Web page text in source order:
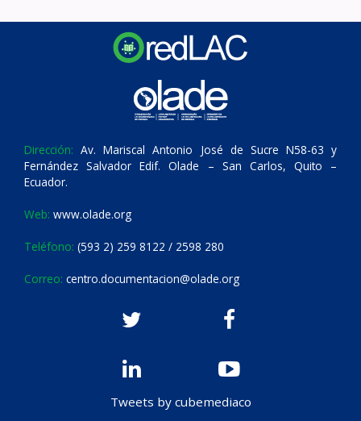
Dirección: Av. Mariscal Antonio José de Sucre N58-63 y
Fernández Salvador Edif. Olade – San Carlos, Quito –
Ecuador.
Web: www.olade.org
Teléfono: (593 2) 259 8122 / 2598 280
Correo: centro.documentacion@olade.org
Tweets by cubemediaco